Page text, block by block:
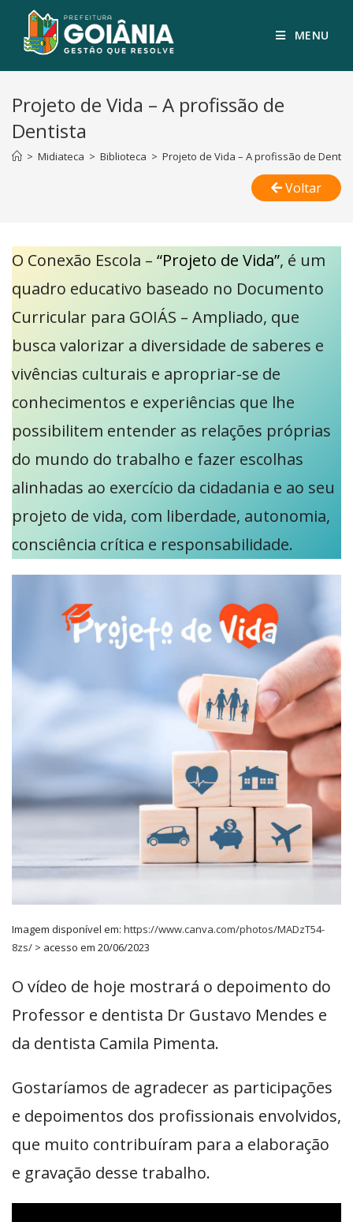
MENU
Projeto de Vida – A profissão de
Dentista
> Midiateca > Biblioteca > Projeto de Vida – A profissão de
Voltar
O Conexão Escola – “Projeto de Vida”, é um
quadro educativo baseado no Documento
Curricular para GOIÁS – Ampliado, que
busca valorizar a diversidade de saberes e
vivências culturais e apropriar-se de
conhecimentos e experiências que lhe
possibilitem entender as relações próprias
do mundo do trabalho e fazer escolhas
alinhadas ao exercício da cidadania e ao seu
projeto de vida, com liberdade, autonomia,
consciência crítica e responsabilidade.
Imagem disponível em: https://www.canva.com/photos/MADzT54-
8zs/ > acesso em 20/06/2023
O vídeo de hoje mostrará o depoimento do
Professor e dentista Dr Gustavo Mendes e
da dentista Camila Pimenta.
Gostaríamos de agradecer as participações
e depoimentos dos profissionais envolvidos,
que muito contribuíram para a elaboração
e gravação desse trabalho.